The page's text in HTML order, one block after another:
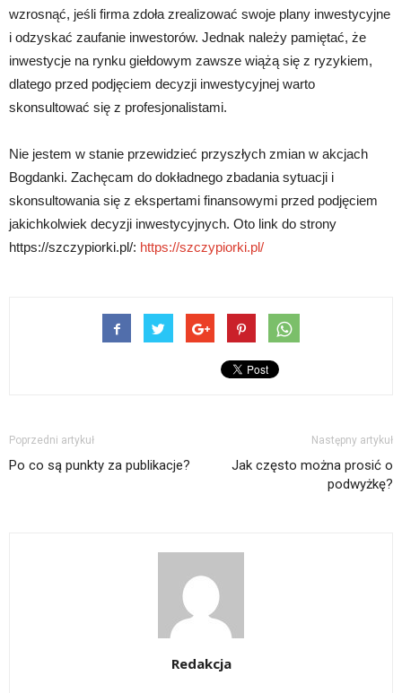
wzrosnąć, jeśli firma zdoła zrealizować swoje plany inwestycyjne
i odzyskać zaufanie inwestorów. Jednak należy pamiętać, że
inwestycje na rynku giełdowym zawsze wiążą się z ryzykiem,
dlatego przed podjęciem decyzji inwestycyjnej warto
skonsultować się z profesjonalistami.
Nie jestem w stanie przewidzieć przyszłych zmian w akcjach
Bogdanki. Zachęcam do dokładnego zbadania sytuacji i
skonsultowania się z ekspertami finansowymi przed podjęciem
jakichkolwiek decyzji inwestycyjnych. Oto link do strony
https://szczypiorki.pl/: https://szczypiorki.pl/
Poprzedni artykuł
Po co są punkty za publikacje?
Następny artykuł
Jak często można prosić o
podwyżkę?
Redakcja